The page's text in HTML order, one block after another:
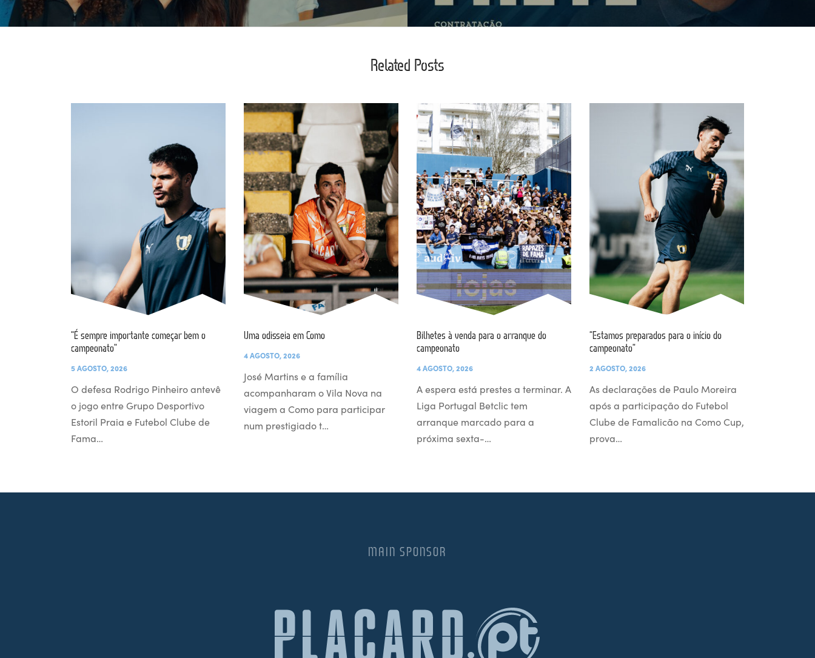
Related Posts
“É sempre importante começar bem o
campeonato”
5 AGOSTO, 2026
O defesa Rodrigo Pinheiro antevê
o jogo entre Grupo Desportivo
Estoril Praia e Futebol Clube de
Fama…
Uma odisseia em Como
4 AGOSTO, 2026
José Martins e a família
acompanharam o Vila Nova na
viagem a Como para participar
num prestigiado t…
Bilhetes à venda para o arranque do
campeonato
4 AGOSTO, 2026
A espera está prestes a terminar. A
Liga Portugal Betclic tem
arranque marcado para a
próxima sexta-…
“Estamos preparados para o início do
campeonato”
2 AGOSTO, 2026
As declarações de Paulo Moreira
após a participação do Futebol
Clube de Famalicão na Como Cup,
prova…
MAIN SPONSOR